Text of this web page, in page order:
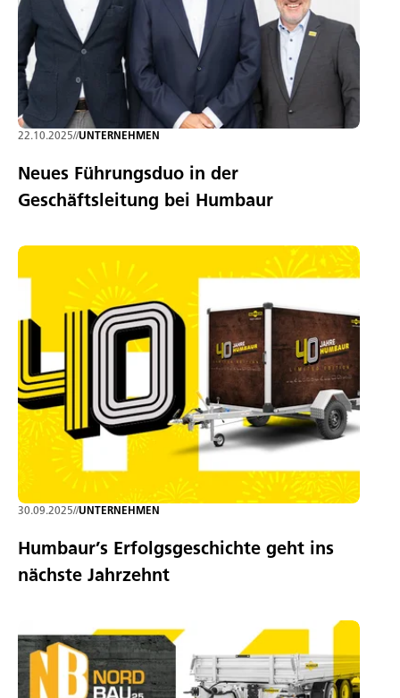
22.10.2025//UNTERNEHMEN
Neues Führungsduo in der
Geschäftsleitung bei Humbaur
30.09.2025//UNTERNEHMEN
Humbaur’s Erfolgsgeschichte geht ins
nächste Jahrzehnt